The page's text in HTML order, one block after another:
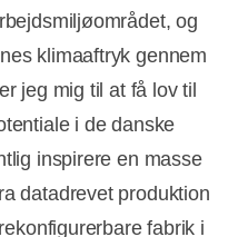
og
klimaaftryk gennem
jeg mig til at få lov til
i de danske
inspirere en masse
datadrevet produktion
fabrik i